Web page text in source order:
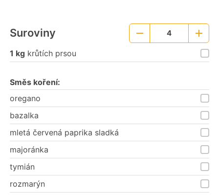
Suroviny 4
Větší
porce
1 kg krůtích prsou
Směs koření:
oregano
bazalka
mletá červená paprika sladká
majoránka
tymián
rozmarýn